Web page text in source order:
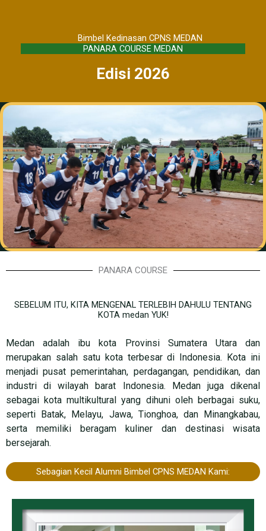
Bimbel Kedinasan CPNS MEDAN
PANARA COURSE MEDAN
Edisi 2026
PANARA COURSE
SEBELUM ITU, KITA MENGENAL TERLEBIH DAHULU TENTANG
KOTA medan YUK!
Medan adalah ibu kota Provinsi Sumatera Utara dan
merupakan salah satu kota terbesar di Indonesia. Kota ini
menjadi pusat pemerintahan, perdagangan, pendidikan, dan
industri di wilayah barat Indonesia. Medan juga dikenal
sebagai kota multikultural yang dihuni oleh berbagai suku,
seperti Batak, Melayu, Jawa, Tionghoa, dan Minangkabau,
serta memiliki beragam kuliner dan destinasi wisata
bersejarah.
Sebagian Kecil Alumni Bimbel CPNS MEDAN Kami: